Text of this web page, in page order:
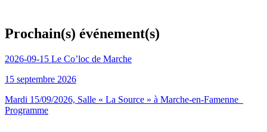
Prochain(s) événement(s)
2026-09-15 Le Co’loc de Marche
15 septembre 2026
Mardi 15/09/2026, Salle « La Source » à Marche-en-Famenne
Programme